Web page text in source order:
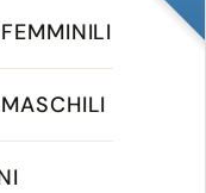
Popolarità